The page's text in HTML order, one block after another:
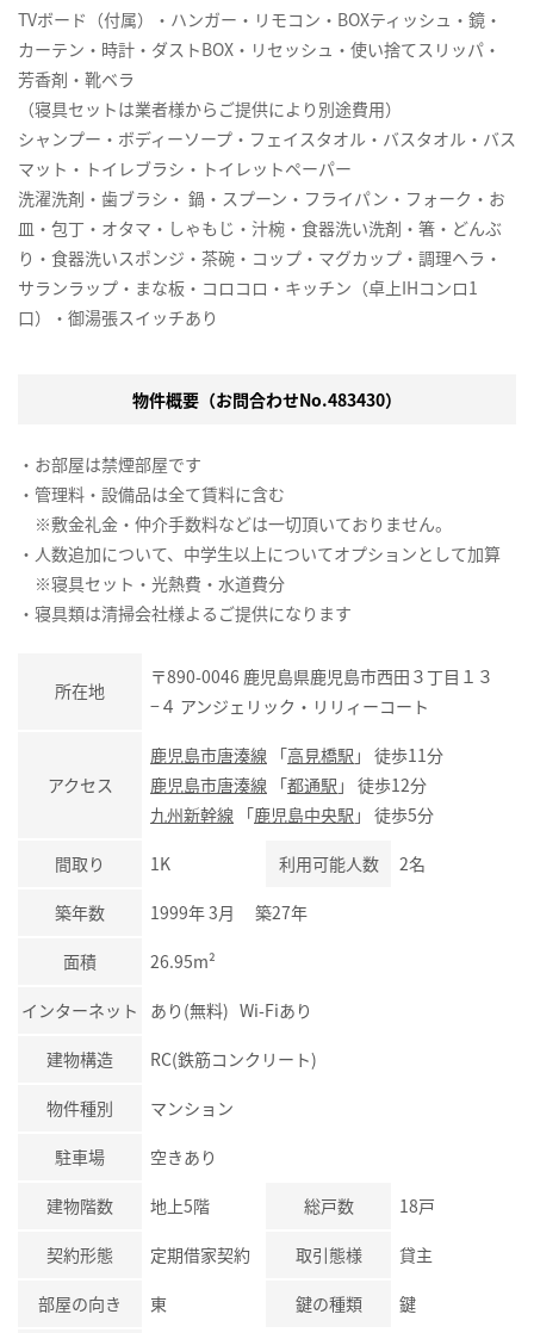
TVボード（付属）・ハンガー・リモコン・BOXティッシュ・鏡・
カーテン・時計・ダストBOX・リセッシュ・使い捨てスリッパ・
芳香剤・靴ベラ
（寝具セットは業者様からご提供により別途費用）
シャンプー・ボディーソープ・フェイスタオル・バスタオル・バス
マット・トイレブラシ・トイレットペーパー
洗濯洗剤・歯ブラシ・ 鍋・スプーン・フライパン・フォーク・お
皿・包丁・オタマ・しゃもじ・汁椀・食器洗い洗剤・箸・どんぶ
り・食器洗いスポンジ・茶碗・コップ・マグカップ・調理ヘラ・
サランラップ・まな板・コロコロ・キッチン（卓上IHコンロ1
口）・御湯張スイッチあり
物件概要（お問合わせNo.483430）
・お部屋は禁煙部屋です
・管理料・設備品は全て賃料に含む
※敷金礼金・仲介手数料などは一切頂いておりません。
・人数追加について、中学生以上についてオプションとして加算
※寝具セット・光熱費・水道費分
・寝具類は清掃会社様よるご提供になります
所在地
〒890-0046 鹿児島県鹿児島市西田３丁目１３
−４ アンジェリック・リリィーコート
アクセス
鹿児島市唐湊線 「高見橋駅 」 徒歩11分
鹿児島市唐湊線 「都通駅 」 徒歩12分
九州新幹線 「鹿児島中央駅 」 徒歩5分
間取り 1K 利用可能人数 2名
築年数 1999年 3月 築27年
面積 26.95m²
インターネット あり(無料) Wi-Fiあり
建物構造 RC(鉄筋コンクリート)
物件種別 マンション
駐車場 空きあり
建物階数 地上5階 総戸数 18戸
契約形態 定期借家契約 取引態様 貸主
部屋の向き 東 鍵の種類 鍵